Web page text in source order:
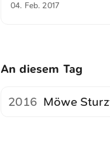
04. Feb. 2017
An diesem Tag
2016 Möwe